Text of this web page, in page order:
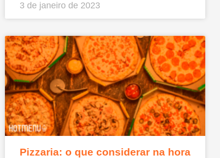
3 de janeiro de 2023
Pizzaria: o que considerar na hora